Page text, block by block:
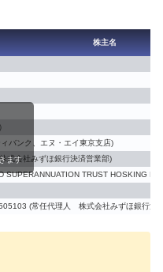
株主名
バンク、エヌ・エイ東京支店)
式会社みずほ銀行決済営業部)
TRUST HOSKING
(常任代理人 株式会社みずほ銀行決
ます